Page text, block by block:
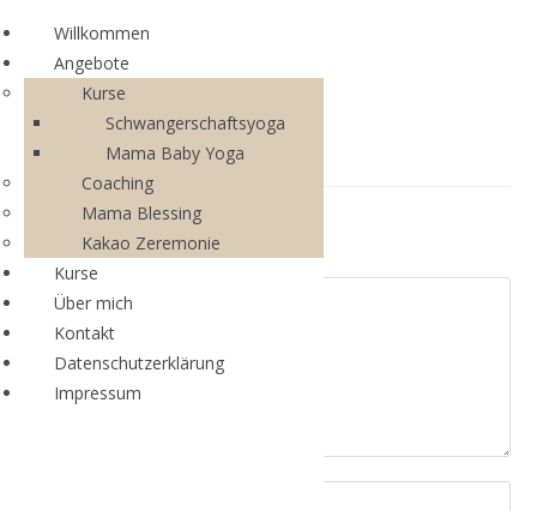
Schreibe einen Kommentar
Willkommen
Angebote
Kurse
Schwangerschaftsyoga
Mama Baby Yoga
Coaching
Mama Blessing
Kakao Zeremonie
Kurse
Über mich
Kontakt
Datenschutzerklärung
Impressum